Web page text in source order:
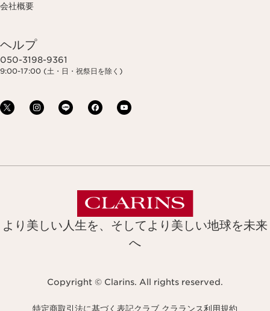
会社概要
ヘルプ
050-3198-9361
9:00-17:00 (土・日・祝祭日を除く)
より美しい人生を、そしてより美しい地球を未来
へ
Copyright © Clarins. All rights reserved.
特定商取引法に基づく表記クラブ クラランス利用規約